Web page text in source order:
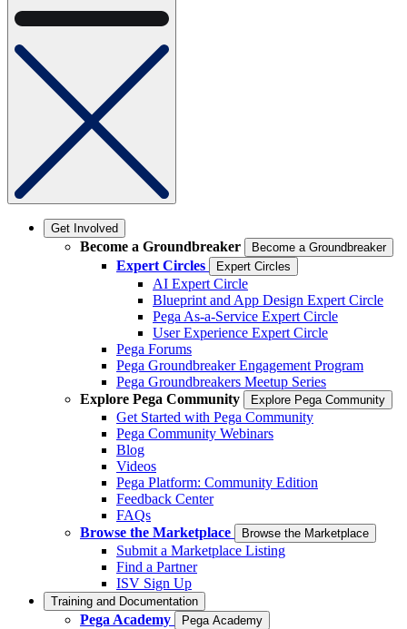
Get Involved
Become a Groundbreaker Become a Groundbreaker
Expert Circles Expert Circles
AI Expert Circle
Blueprint and App Design Expert Circle
Pega As-a-Service Expert Circle
User Experience Expert Circle
Pega Forums
Pega Groundbreaker Engagement Program
Pega Groundbreakers Meetup Series
Explore Pega Community
Explore Pega Community
Get Started with Pega Community
Pega Community Webinars
Blog
Videos
Pega Platform: Community Edition
Feedback Center
FAQs
Browse the Marketplace
Browse the Marketplace
Submit a Marketplace Listing
Find a Partner
ISV Sign Up
Training and Documentation
Pega Academy Pega Academy